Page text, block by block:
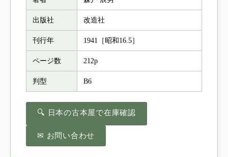
出版社 改造社
刊行年 1941［昭和16.5］
ページ数 212p
判型 B6
🔍 日本の古本屋で在庫確認
✉ お問い合わせ